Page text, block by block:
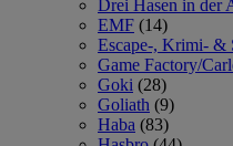
Drei Hasen in der
EMF (14)
Escape-, Krimi- &
Game Factory/
Goki (28)
Goliath (9)
Haba (83)